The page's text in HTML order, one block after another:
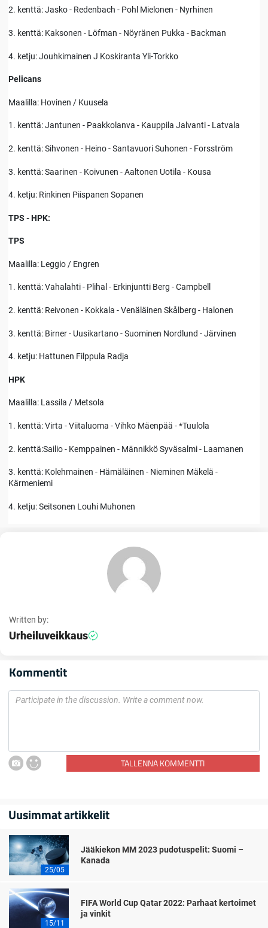
2. kenttä: Jasko - Redenbach - Pohl Mielonen - Nyrhinen
3. kenttä: Kaksonen - Löfman - Nöyränen Pukka - Backman
4. ketju: Jouhkimainen J Koskiranta Yli-Torkko
Pelicans
Maalilla: Hovinen / Kuusela
1. kenttä: Jantunen - Paakkolanva - Kauppila Jalvanti - Latvala
2. kenttä: Sihvonen - Heino - Santavuori Suhonen - Forsström
3. kenttä: Saarinen - Koivunen - Aaltonen Uotila - Kousa
4. ketju: Rinkinen Piispanen Sopanen
TPS - HPK:
TPS
Maalilla: Leggio / Engren
1. kenttä: Vahalahti - Plihal - Erkinjuntti Berg - Campbell
2. kenttä: Reivonen - Kokkala - Venäläinen Skålberg - Halonen
3. kenttä: Birner - Uusikartano - Suominen Nordlund - Järvinen
4. ketju: Hattunen Filppula Radja
HPK
Maalilla: Lassila / Metsola
1. kenttä: Virta - Viitaluoma - Vihko Mäenpää - *Tuulola
2. kenttä:Sailio - Kemppainen - Männikkö Syväsalmi - Laamanen
3. kenttä: Kolehmainen - Hämäläinen - Nieminen Mäkelä -
Kärmeniemi
4. ketju: Seitsonen Louhi Muhonen
Written by:
Urheiluveikkaus
Kommentit
TALLENNA KOMMENTTI
Uusimmat artikkelit
25/05
Jääkiekon MM 2023 pudotuspelit: Suomi –
Kanada
15/11
FIFA World Cup Qatar 2022: Parhaat kertoimet
ja vinkit